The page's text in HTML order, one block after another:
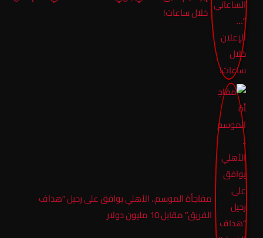
خلال ساعات!
مفاجأة الموسم.. الأهلي يوافق على رحيل “هداف
الفريق” مقابل 10 مليون دولار